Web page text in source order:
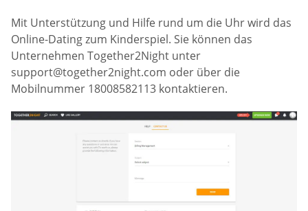
Mit Unterstützung und Hilfe rund um die Uhr wird das
Online-Dating zum Kinderspiel. Sie können das
Unternehmen Together2Night unter
support@together2night.com oder über die
Mobilnummer 18008582113 kontaktieren.